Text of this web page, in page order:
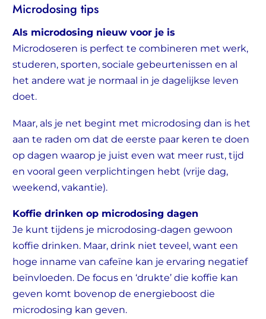
Microdosing tips
Als microdosing nieuw voor je is
Microdoseren is perfect te combineren met werk,
studeren, sporten, sociale gebeurtenissen en al
het andere wat je normaal in je dagelijkse leven
doet.
Maar, als je net begint met microdosing dan is het
aan te raden om dat de eerste paar keren te doen
op dagen waarop je juist even wat meer rust, tijd
en vooral geen verplichtingen hebt (vrije dag,
weekend, vakantie).
Koffie drinken op microdosing dagen
Je kunt tijdens je microdosing-dagen gewoon
koffie drinken. Maar, drink niet teveel, want een
hoge inname van cafeïne kan je ervaring negatief
beïnvloeden. De focus en ‘drukte’ die koffie kan
geven komt bovenop de energieboost die
microdosing kan geven.